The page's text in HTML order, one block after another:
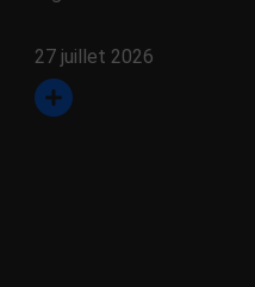
27 juillet 2026